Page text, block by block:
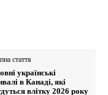
стаття
українські
в Канаді, які
влітку 2026 року